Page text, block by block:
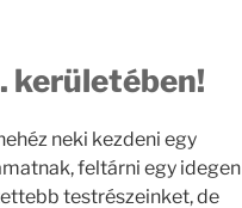
kerületében!
neki kezdeni egy
feltárni egy idegen
testrészeinket, de